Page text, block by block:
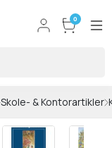
0
Skole- & Kontorartikler